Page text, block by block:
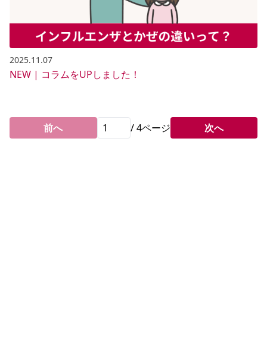
2025.11.07
NEW | コラムをUPしました！
前へ /4ページ 次へ